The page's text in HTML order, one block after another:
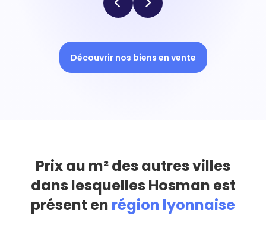
Découvrir nos biens en vente
Prix au m² des autres villes
dans lesquelles Hosman est
présent en région lyonnaise